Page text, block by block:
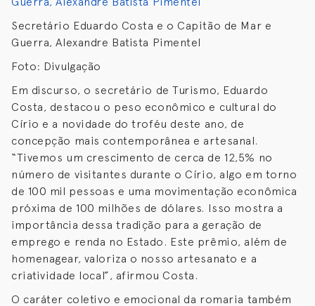
Secretário Eduardo Costa e o Capitão de Mar e
Guerra, Alexandre Batista Pimentel
Foto: Divulgação
Em discurso, o secretário de Turismo, Eduardo
Costa, destacou o peso econômico e cultural do
Círio e a novidade do troféu deste ano, de
concepção mais contemporânea e artesanal.
“Tivemos um crescimento de cerca de 12,5% no
número de visitantes durante o Círio, algo em torno
de 100 mil pessoas e uma movimentação econômica
próxima de 100 milhões de dólares. Isso mostra a
importância dessa tradição para a geração de
emprego e renda no Estado. Este prêmio, além de
homenagear, valoriza o nosso artesanato e a
criatividade local”, afirmou Costa.
O caráter coletivo e emocional da romaria também